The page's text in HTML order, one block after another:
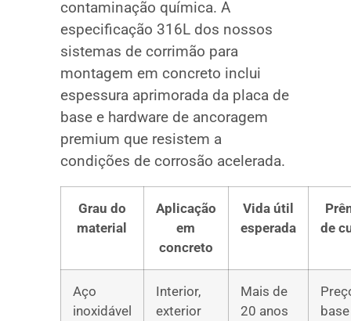
contaminação química. A
especificação 316L dos nossos
sistemas de corrimão para
montagem em concreto inclui
espessura aprimorada da placa de
base e hardware de ancoragem
premium que resistem a
condições de corrosão acelerada.
Grau do
material
Aplicação
em
concreto
Vida útil
esperada
de
Aço
inoxidável
Interior,
exterior
Mais de
20 anos
base